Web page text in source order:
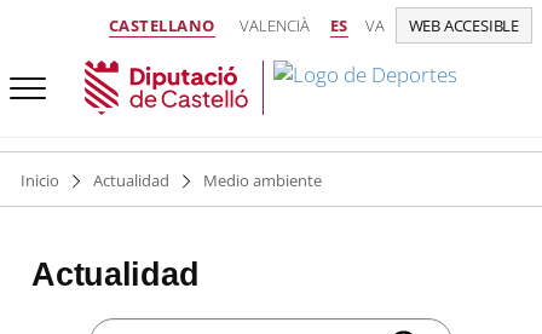
CASTELLANO VALENCIÀ ES VA WEB ACCESIBLE
Inicio Actualidad Medio ambiente
Actualidad